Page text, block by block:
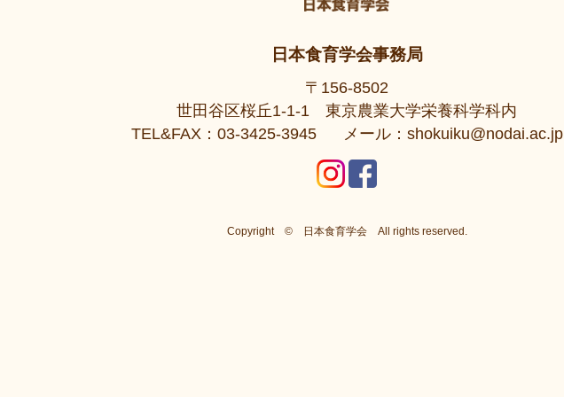
日本食育学会事務局
〒156-8502
世田谷区桜丘1-1-1 東京農業大学栄養科学科内
TEL&FAX：03-3425-3945
メール：shokuiku@nodai.ac.jp
Copyright © 日本食育学会All rights reserved.